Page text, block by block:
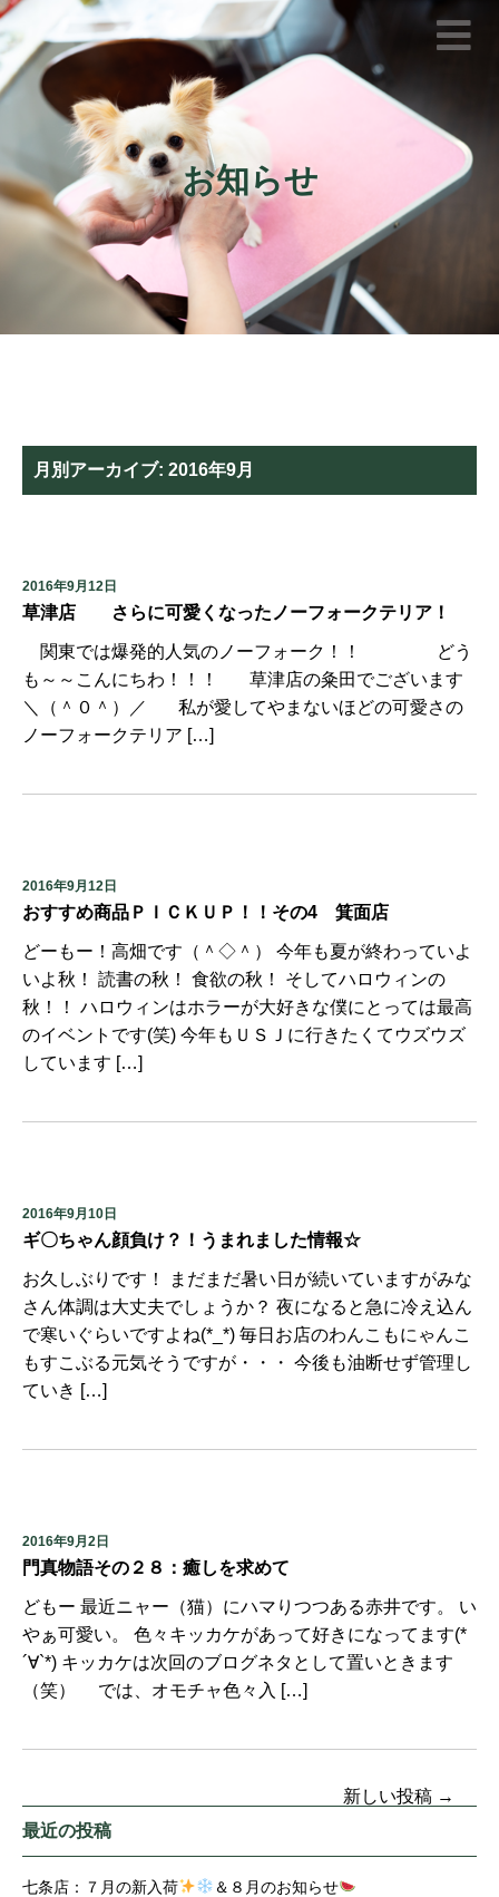
お知らせ
月別アーカイブ: 2016年9月
2016年9月12日
草津店 さらに可愛くなったノーフォークテリア！
関東では爆発的人気のノーフォーク！！ どう
も～～こんにちわ！！！ 草津店の粂田でございます
＼（＾０＾）／ 私が愛してやまないほどの可愛さの
ノーフォークテリア […]
2016年9月12日
おすすめ商品ＰＩＣＫＵＰ！！その4 箕面店
どーもー！高畑です（＾◇＾） 今年も夏が終わっていよ
いよ秋！ 読書の秋！ 食欲の秋！ そしてハロウィンの
秋！！ ハロウィンはホラーが大好きな僕にとっては最高
のイベントです(笑) 今年もＵＳＪに行きたくてウズウズ
しています […]
2016年9月10日
ギ〇ちゃん顔負け？！うまれました情報☆
お久しぶりです！ まだまだ暑い日が続いていますがみな
さん体調は大丈夫でしょうか？ 夜になると急に冷え込ん
で寒いぐらいですよね(*_*) 毎日お店のわんこもにゃんこ
もすこぶる元気そうですが・・・ 今後も油断せず管理し
ていき […]
2016年9月2日
門真物語その２８：癒しを求めて
どもー 最近ニャー（猫）にハマりつつある赤井です。 い
やぁ可愛い。 色々キッカケがあって好きになってます(*
´∀`*) キッカケは次回のブログネタとして置いときます
（笑） では、オモチャ色々入 […]
新しい投稿 →
最近の投稿
七条店：７月の新入荷 ＆８月のお知らせ